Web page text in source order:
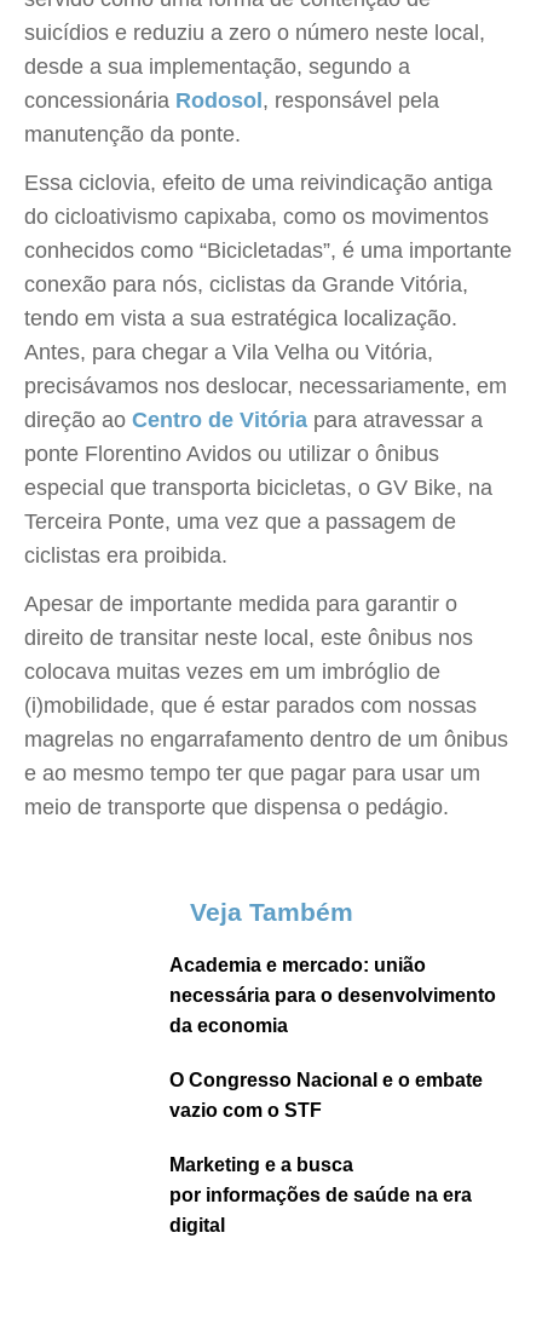
suicídios e reduziu a zero o número neste local,
desde a sua implementação, segundo a
concessionária Rodosol , responsável pela
manutenção da ponte.
Essa ciclovia, efeito de uma reivindicação antiga
do cicloativismo capixaba, como os movimentos
conhecidos como “Bicicletadas”, é uma importante
conexão para nós, ciclistas da Grande Vitória,
tendo em vista a sua estratégica localização.
Antes, para chegar a Vila Velha ou Vitória,
precisávamos nos deslocar, necessariamente, em
direção ao Centro de Vitória para atravessar a
ponte Florentino Avidos ou utilizar o ônibus
especial que transporta bicicletas, o GV Bike, na
Terceira Ponte, uma vez que a passagem de
ciclistas era proibida.
Apesar de importante medida para garantir o
direito de transitar neste local, este ônibus nos
colocava muitas vezes em um imbróglio de
(i)mobilidade, que é estar parados com nossas
magrelas no engarrafamento dentro de um ônibus
e ao mesmo tempo ter que pagar para usar um
meio de transporte que dispensa o pedágio.
Veja Também
Academia e mercado: união
necessária para o desenvolvimento
da economia
O Congresso Nacional e o embate
vazio com o STF
Marketing e a busca
por informações de saúde na era
digital